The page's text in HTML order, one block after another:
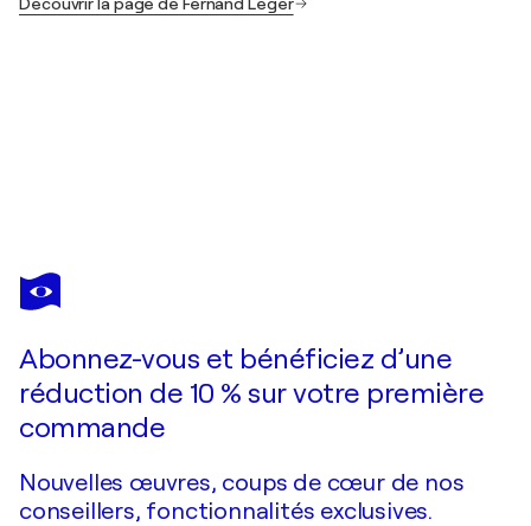
FERNAND LÉGER
Les Amourex
Abonnez-vous et bénéficiez d’une
réduction de 10 % sur votre première
commande
Nouvelles œuvres, coups de cœur de nos
conseillers, fonctionnalités exclusives.